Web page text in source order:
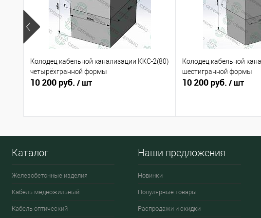
Колодец кабельной канализации ККС-2(80)
четырёхгранной формы
10 200 руб. / шт
Колодец кабельной
шестигранной формы
10 200 руб. / шт
Каталог
Железобетонные изделия
Кабель медножильный
Кабель оптический
Наши предложения
Новинки
Популярные товары
Распродажи и скидки